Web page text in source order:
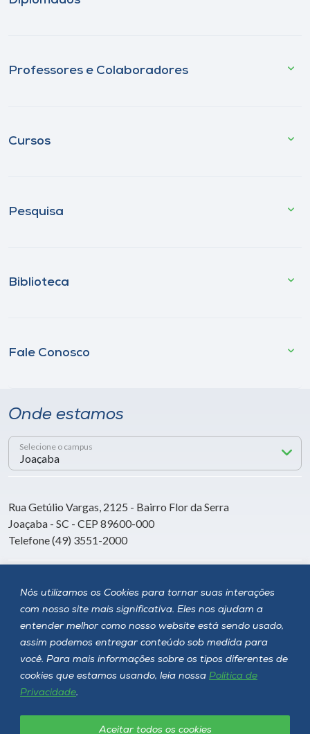
Nós utilizamos os Cookies para tornar suas interações
com nosso site mais significativa. Eles nos ajudam a
entender melhor como nosso website está sendo usado,
assim podemos entregar conteúdo sob medida para
você. Para mais informações sobre os tipos diferentes de
cookies que estamos usando, leia nossa Política de
Privacidade.
Aceitar todos os cookies
Professores e Colaboradores
Cursos
Pesquisa
Biblioteca
Fale Conosco
Onde estamos
Selecione o campus
Rua Getúlio Vargas, 2125 - Bairro Flor da Serra
Joaçaba - SC - CEP 89600-000
Telefone (49) 3551-2000
Siga a Unoesc